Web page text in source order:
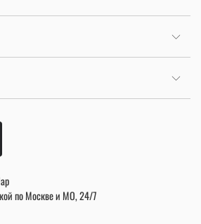
по Москве и МО, 24/7